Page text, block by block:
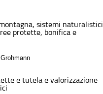
sistemi naturalistici
protette, bonifica e
e tutela e valorizzazione